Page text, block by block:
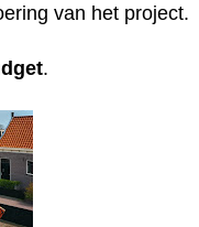
van het project.
.